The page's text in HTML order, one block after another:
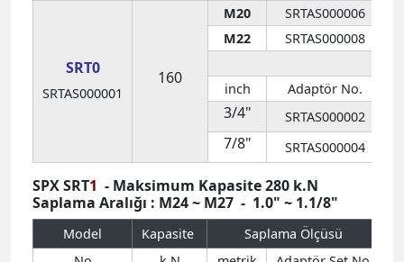
7/8" SRTAS000004
SPX SRT1
Saplama Aralığı : M24 ~ M27 - 1.0" ~ 1.1/8"
Saplama Ölçüsü
metrik Adaptör Set No.
SRT1
SRTAS010001
280
M24 SRTAS010007
M27 SRTAS010009
in Adaptör No.